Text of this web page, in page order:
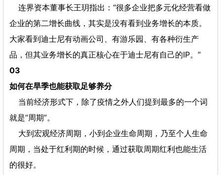
连界资本董事长王玥指出：“很多企业把多元化经营看做
企业的第二增长曲线，其实是没有看到业务增长的本质。
大家看到迪士尼有动画公司、有游乐园、有各种衍生产
品，但其业务增长的真正核心在于迪士尼有自己的IP。”
03
如何在旱季也能获取足够养分
当前经济形式下，除了疫情之外人们提到最多的一个词
就是“周期”。
大到宏观经济周期，小到企业生命周期，乃至个人生命
周期，当处于红利期的时候，通过获取周期红利也能生活
的很好。